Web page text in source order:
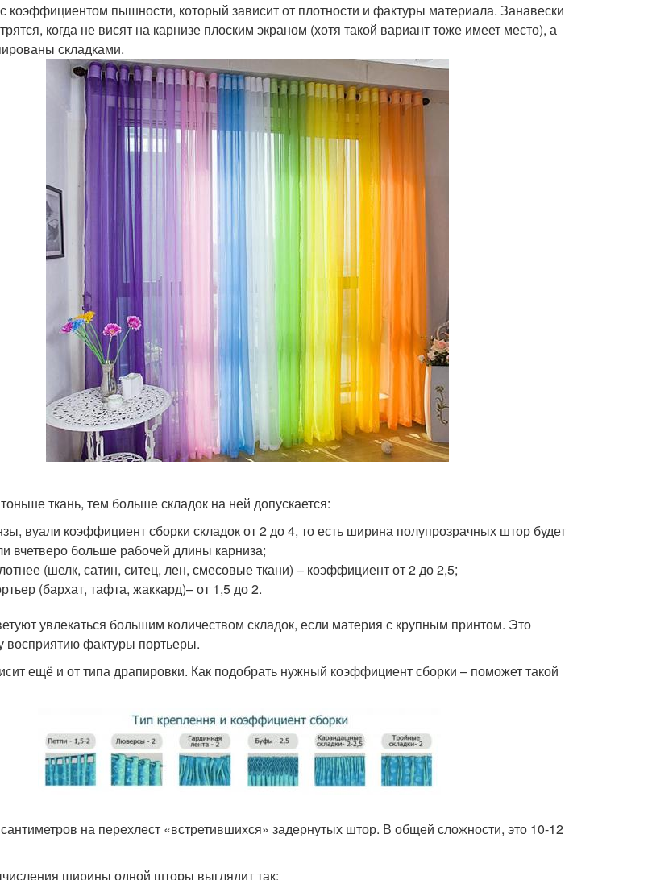
коэффициентом пышности, который зависит от плотности и фактуры материала. Занавески
когда не висят на карнизе плоским экраном (хотя такой вариант тоже имеет место), а
складками.
ткань, тем больше складок на ней допускается:
вуали коэффициент сборки складок от 2 до 4, то есть ширина полупрозрачных штор будет
вчетверо больше рабочей длины карниза;
(шелк, сатин, ситец, лен, смесовые ткани) – коэффициент от 2 до 2,5;
(бархат, тафта, жаккард)– от 1,5 до 2.
увлекаться большим количеством складок, если материя с крупным принтом. Это
фактуры портьеры.
ещё и от типа драпировки. Как подобрать нужный коэффициент сборки – поможет такой
на перехлест «встретившихся» задернутых штор. В общей сложности, это 10-12
ширины одной шторы выглядит так: